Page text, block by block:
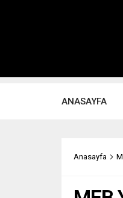
ANASAYFA
Anasayfa